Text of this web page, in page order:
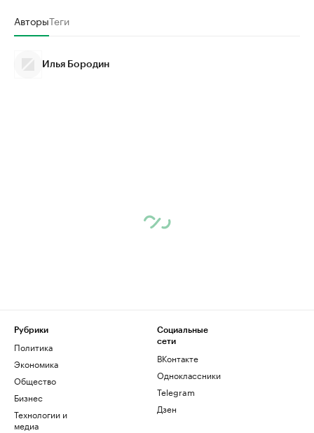
АвторыТеги
Илья Бородин
Рубрики
Политика
Экономика
Общество
Бизнес
Технологии и
медиа
Социальные
сети
ВКонтакте
Одноклассники
Telegram
Дзен